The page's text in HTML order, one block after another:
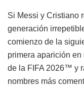
Si Messi y Cristiano
generación
comienzo de la
primera aparición
de la FIFA 2026™ y
nombres más